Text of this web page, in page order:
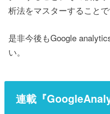
析法をマスターすることで
是非今後もGoogle
い。
連載『